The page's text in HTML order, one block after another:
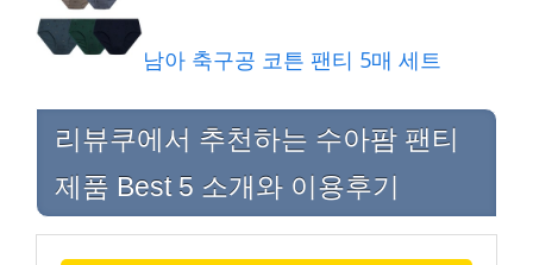
남아 축구공 코튼 팬티 5매 세트
리뷰쿠에서 추천하는 수아팜 팬티
제품 Best 5 소개와 이용후기